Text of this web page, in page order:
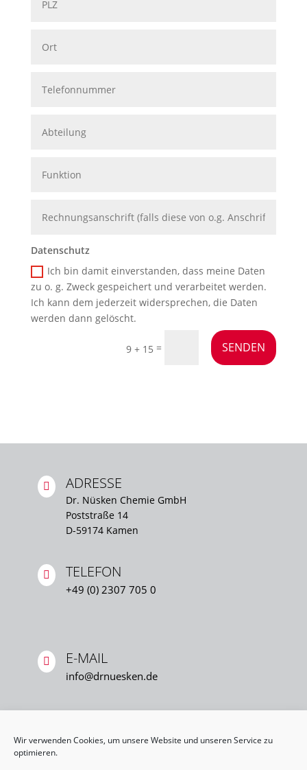
Wir verwenden Cookies, um unsere Website und unseren Service zu
optimieren.
Datenschutz
Ich bin damit einverstanden, dass meine Daten
zu o. g. Zweck gespeichert und verarbeitet werden.
Ich kann dem jederzeit widersprechen, die Daten
werden dann gelöscht.
9 + 15 = SENDEN
 ADRESSE
Dr. Nüsken Chemie GmbH
Poststraße 14
D-59174 Kamen
 TELEFON
+49 (0) 2307 705 0
 E-MAIL
info@drnuesken.de